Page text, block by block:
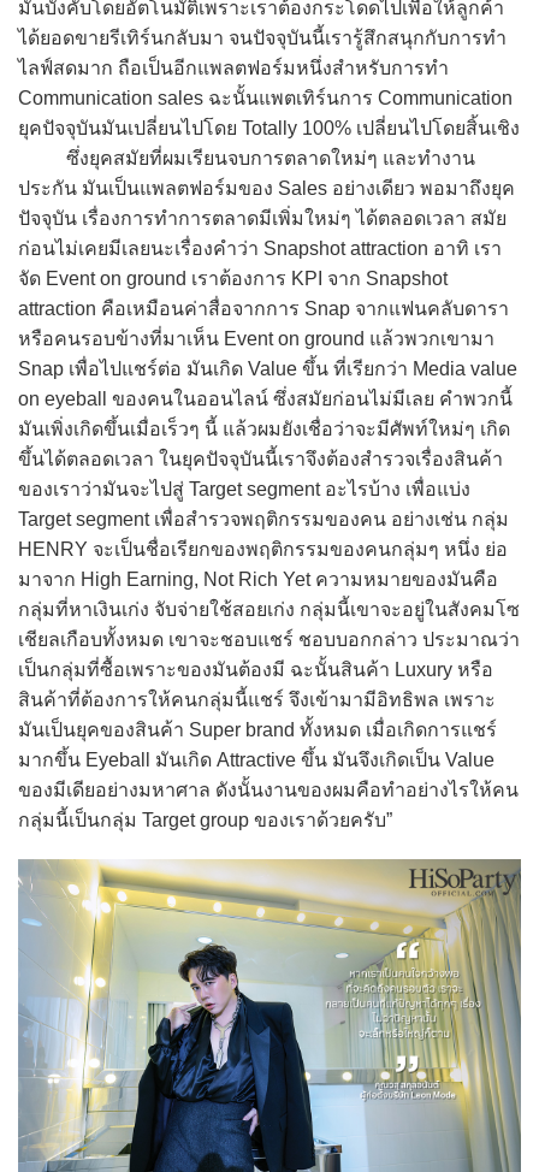
มันบังคับโดยอัตโนมัติเพราะเราต้องกระโดดไปเพื่อให้ลูกค้า
ได้ยอดขายรีเทิร์นกลับมา จนปัจจุบันนี้เรารู้สึกสนุกกับการทำ
ไลฟ์สดมาก ถือเป็นอีกแพลตฟอร์มหนึ่งสำหรับการทำ
Communication sales ฉะนั้นแพตเทิร์นการ Communication
ยุคปัจจุบันมันเปลี่ยนไปโดย Totally 100% เปลี่ยนไปโดยสิ้นเชิง
ซึ่งยุคสมัยที่ผมเรียนจบการตลาดใหม่ๆ และทำงาน
ประกัน มันเป็นแพลตฟอร์มของ Sales อย่างเดียว พอมาถึงยุค
ปัจจุบัน เรื่องการทำการตลาดมีเพิ่มใหม่ๆ ได้ตลอดเวลา สมัย
ก่อนไม่เคยมีเลยนะเรื่องคำว่า Snapshot attraction อาทิ เรา
จัด Event on ground เราต้องการ KPI จาก Snapshot
attraction คือเหมือนค่าสื่อจากการ Snap จากแฟนคลับดารา
หรือคนรอบข้างที่มาเห็น Event on ground แล้วพวกเขามา
Snap เพื่อไปแชร์ต่อ มันเกิด Value ขึ้น ที่เรียกว่า Media value
on eyeball ของคนในออนไลน์ ซึ่งสมัยก่อนไม่มีเลย คำพวกนี้
มันเพิ่งเกิดขึ้นเมื่อเร็วๆ นี้ แล้วผมยังเชื่อว่าจะมีศัพท์ใหม่ๆ เกิด
ขึ้นได้ตลอดเวลา ในยุคปัจจุบันนี้เราจึงต้องสำรวจเรื่องสินค้า
ของเราว่ามันจะไปสู่ Target segment อะไรบ้าง เพื่อแบ่ง
Target segment เพื่อสำรวจพฤติกรรมของคน อย่างเช่น กลุ่ม
HENRY จะเป็นชื่อเรียกของพฤติกรรมของคนกลุ่มๆ หนึ่ง ย่อ
มาจาก High Earning, Not Rich Yet ความหมายของมันคือ
กลุ่มที่หาเงินเก่ง จับจ่ายใช้สอยเก่ง กลุ่มนี้เขาจะอยู่ในสังคมโซ
เชียลเกือบทั้งหมด เขาจะชอบแชร์ ชอบบอกกล่าว ประมาณว่า
เป็นกลุ่มที่ซื้อเพราะของมันต้องมี ฉะนั้นสินค้า Luxury หรือ
สินค้าที่ต้องการให้คนกลุ่มนี้แชร์ จึงเข้ามามีอิทธิพล เพราะ
มันเป็นยุคของสินค้า Super brand ทั้งหมด เมื่อเกิดการแชร์
มากขึ้น Eyeball มันเกิด Attractive ขึ้น มันจึงเกิดเป็น Value
ของมีเดียอย่างมหาศาล ดังนั้นงานของผมคือทำอย่างไรให้คน
กลุ่มนี้เป็นกลุ่ม Target group ของเราด้วยครับ”